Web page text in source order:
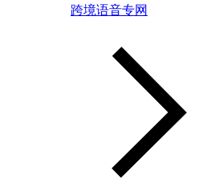
跨境语音专网